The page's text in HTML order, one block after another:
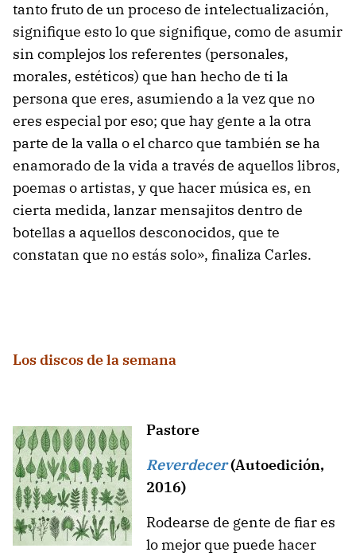
tanto fruto de un proceso de intelectualización,
signifique esto lo que signifique, como de asumir
sin complejos los referentes (personales,
morales, estéticos) que han hecho de ti la
persona que eres, asumiendo a la vez que no
eres especial por eso; que hay gente a la otra
parte de la valla o el charco que también se ha
enamorado de la vida a través de aquellos libros,
poemas o artistas, y que hacer música es, en
cierta medida, lanzar mensajitos dentro de
botellas a aquellos desconocidos, que te
constatan que no estás solo», finaliza Carles.
Los discos de la semana
Pastore
Reverdecer(Autoedición,
2016)
Rodearse de gente de fiar es
lo mejor que puede hacer